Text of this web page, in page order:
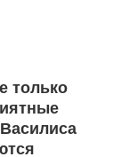
только